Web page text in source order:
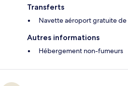
Transferts
Navette aéroport gratuite de
Autres informations
Hébergement non-fumeurs